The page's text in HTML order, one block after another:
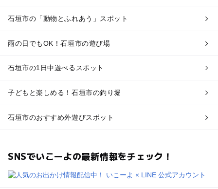
石垣市の「動物とふれあう」スポット
雨の日でもOK！石垣市の遊び場
石垣市の1日中遊べるスポット
子どもと楽しめる！石垣市の釣り堀
石垣市のおすすめ外遊びスポット
SNSでいこーよの最新情報をチェック！